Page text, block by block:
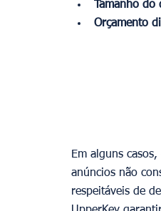
Tamanho
Orçamento
Em alguns
anúncios não
respeitáveis ​​de